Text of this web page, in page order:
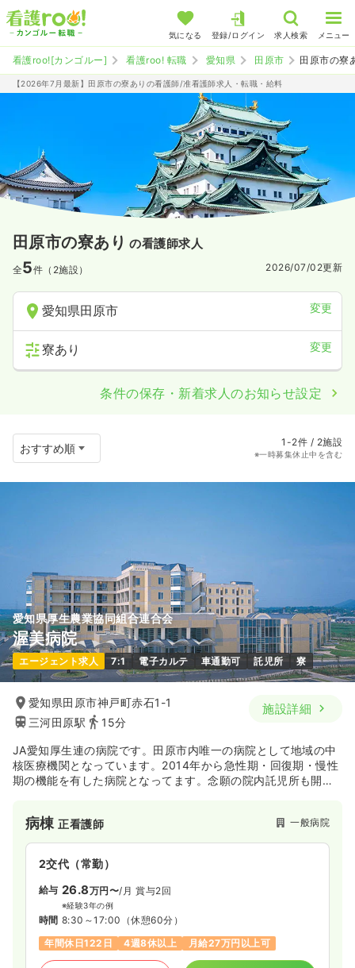
気になる 登録/ログイン 求人検索 メニュー
看護roo![カンゴルー] 看護roo! 転職 愛知県 田原市 田原市の寮
【2026年7月最新】田原市の寮ありの看護師/准看護師求人・転職・給料
田原市の寮あり の看護師求人
全5件（2施設） 2026/07/02更新
愛知県田原市 変更
寮あり 変更
条件の保存・新着求人のお知らせ設定
1-2件 / 2施設
※一時募集休止中を含む
愛知県厚生農業協同組合連合会
渥美病院
エージェント求人 7:1 電子カルテ 車通勤可 託児所 寮
愛知県田原市神戸町赤石1-1
三河田原駅
15分
施設詳細
JA愛知厚生連の病院です。田原市内唯一の病院として地域の中
核医療機関となっています。2014年から急性期・回復期・慢性
期の機能を有した病院となってます。念願の院内託児所も開始
病棟正看護師 一般病院
2交代（常勤）
給与 26.8万円〜/月 賞与2回
※経験3年の例
時間 8:30～17:00 （休憩60分）
年間休日122日
4週8休以上 月給27万円以上可